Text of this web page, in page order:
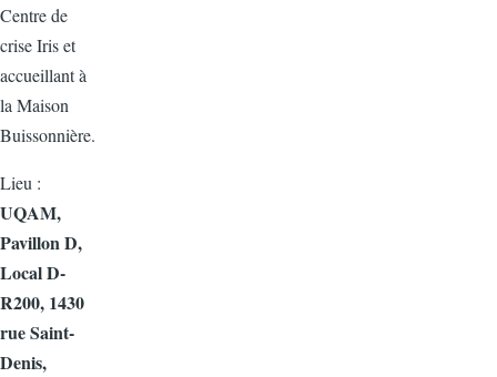
Centre de
crise Iris et
accueillant à
la Maison
Buissonnière.
Lieu :
UQAM,
Pavillon D,
Local D-
R200, 1430
rue Saint-
Denis,